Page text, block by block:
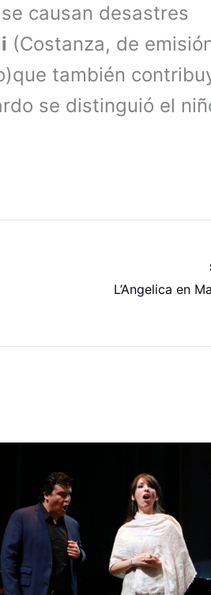
causan desastres
(Costanza, de
también
se distinguió el
L’Angelica en